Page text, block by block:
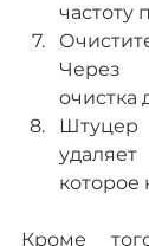
частоту
Через
очистка
Штуцер
которое
Кроме